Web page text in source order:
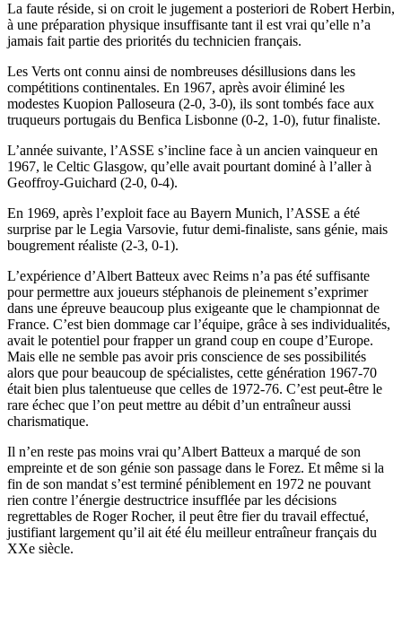
La faute réside, si on croit le jugement a posteriori de Robert Herbin,
à une préparation physique insuffisante tant il est vrai qu’elle n’a
jamais fait partie des priorités du technicien français.
Les Verts ont connu ainsi de nombreuses désillusions dans les
compétitions continentales. En 1967, après avoir éliminé les
modestes Kuopion Palloseura (2-0, 3-0), ils sont tombés face aux
truqueurs portugais du Benfica Lisbonne (0-2, 1-0), futur finaliste.
L’année suivante, l’ASSE s’incline face à un ancien vainqueur en
1967, le Celtic Glasgow, qu’elle avait pourtant dominé à l’aller à
Geoffroy-Guichard (2-0, 0-4).
En 1969, après l’exploit face au Bayern Munich, l’ASSE a été
surprise par le Legia Varsovie, futur demi-finaliste, sans génie, mais
bougrement réaliste (2-3, 0-1).
L’expérience d’Albert Batteux avec Reims n’a pas été suffisante
pour permettre aux joueurs stéphanois de pleinement s’exprimer
dans une épreuve beaucoup plus exigeante que le championnat de
France. C’est bien dommage car l’équipe, grâce à ses individualités,
avait le potentiel pour frapper un grand coup en coupe d’Europe.
Mais elle ne semble pas avoir pris conscience de ses possibilités
alors que pour beaucoup de spécialistes, cette génération 1967-70
était bien plus talentueuse que celles de 1972-76. C’est peut-être le
rare échec que l’on peut mettre au débit d’un entraîneur aussi
charismatique.
Il n’en reste pas moins vrai qu’Albert Batteux a marqué de son
empreinte et de son génie son passage dans le Forez. Et même si la
fin de son mandat s’est terminé péniblement en 1972 ne pouvant
rien contre l’énergie destructrice insufflée par les décisions
regrettables de Roger Rocher, il peut être fier du travail effectué,
justifiant largement qu’il ait été élu meilleur entraîneur français du
XXe siècle.